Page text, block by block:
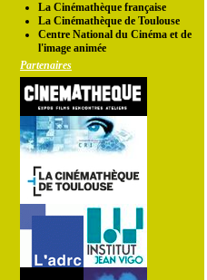
La Cinémathèque française
La Cinémathèque de Toulouse
Centre National du Cinéma et de
l'image animée
Partenaires